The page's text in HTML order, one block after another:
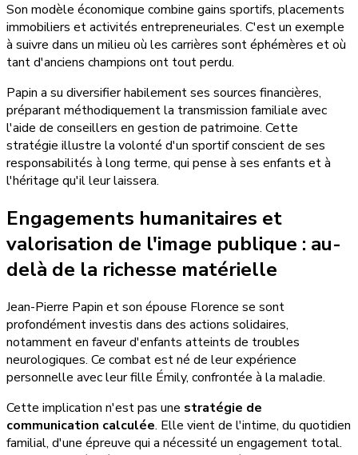
Son modèle économique combine gains sportifs, placements
immobiliers et activités entrepreneuriales. C'est un exemple
à suivre dans un milieu où les carrières sont éphémères et où
tant d'anciens champions ont tout perdu.
Papin a su diversifier habilement ses sources financières,
préparant méthodiquement la transmission familiale avec
l'aide de conseillers en gestion de patrimoine. Cette
stratégie illustre la volonté d'un sportif conscient de ses
responsabilités à long terme, qui pense à ses enfants et à
l'héritage qu'il leur laissera.
Engagements humanitaires et
valorisation de l'image publique : au-
delà de la richesse matérielle
Jean-Pierre Papin et son épouse Florence se sont
profondément investis dans des actions solidaires,
notamment en faveur d'enfants atteints de troubles
neurologiques. Ce combat est né de leur expérience
personnelle avec leur fille Émily, confrontée à la maladie.
Cette implication n'est pas une stratégie de
communication calculée. Elle vient de l'intime, du quotidien
familial, d'une épreuve qui a nécessité un engagement total.